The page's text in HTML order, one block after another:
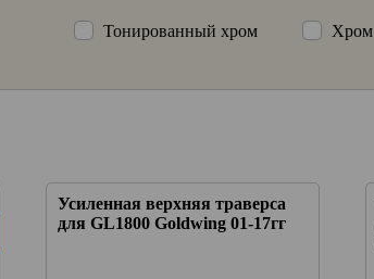
Тонированный хром Хром
Усиленная верхняя траверса
для GL1800 Goldwing 01-17гг